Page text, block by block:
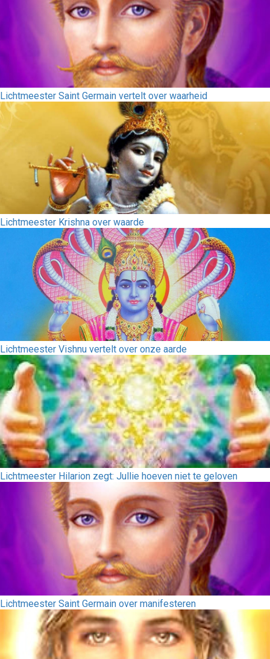
Lichtmeester Saint Germain vertelt over waarheid
Lichtmeester Krishna over waarde
Lichtmeester Vishnu vertelt over onze aarde
Lichtmeester Hilarion zegt: Jullie hoeven niet te geloven
Lichtmeester Saint Germain over manifesteren